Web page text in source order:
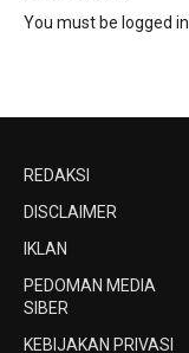
You must be logged in
REDAKSI
DISCLAIMER
IKLAN
PEDOMAN MEDIA
SIBER
KEBIJAKAN PRIVASI